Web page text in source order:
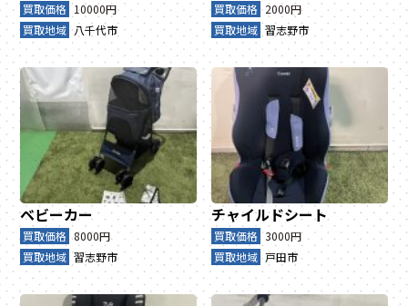
買取価格 10000円
買取地域 八千代市
買取価格 2000円
買取地域 習志野市
ベビーカー
買取価格 8000円
買取地域 習志野市
チャイルドシート
買取価格 3000円
買取地域 戸田市